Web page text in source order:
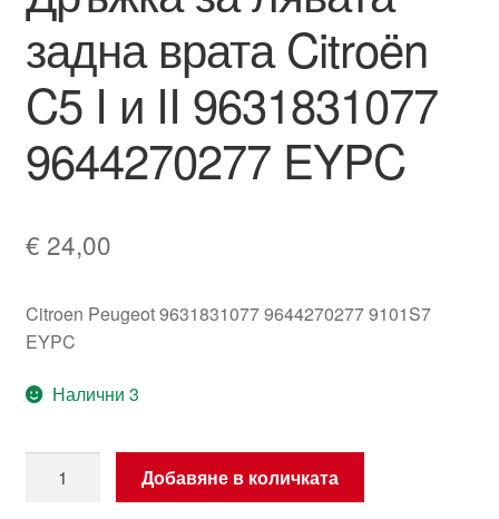
Транспорт
задна врата Citroën
C5 I и II 9631831077
9644270277 EYPC
€ 24,00
Citroen Peugeot 9631831077 9644270277 9101S7
EYPC
Налични 3
Добавяне в количката